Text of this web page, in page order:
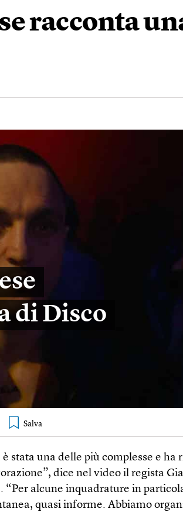
racconta
di Disco
è stata una delle più complesse e ha
dice nel video il regista
“Per alcune inquadrature in
quasi informe. Abbiamo